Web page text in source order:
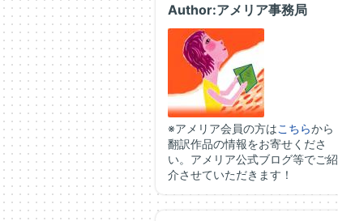
Author:アメリア事務局
※アメリア会員の方はこちらから
翻訳作品の情報をお寄せくださ
い。アメリア公式ブログ等でご紹
介させていただきます！